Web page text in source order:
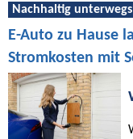
Nachhaltig unterwegs
E-Auto zu Hause
Stromkosten mit